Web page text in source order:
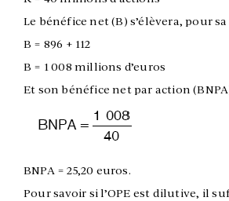
Le bénéfice net (B) s’élèvera, pour sa
B = 896 + 112
B = 1 008 millions d’euros
Et son bénéfice net par action
BNPA = 25,20 euros.
Pour savoir si l’OPE est dilutive, il